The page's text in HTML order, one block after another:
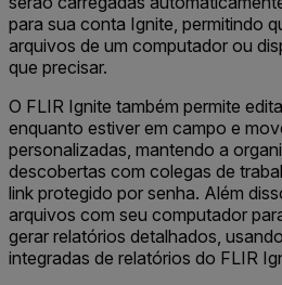
para sua conta Ignite, permitindo
arquivos de um computador ou
que precisar.
O FLIR Ignite também permite
enquanto estiver em campo e
personalizadas, mantendo a
descobertas com colegas de
link protegido por senha. Além
arquivos com seu computador
gerar relatórios detalhados,
integradas de relatórios do FLIR